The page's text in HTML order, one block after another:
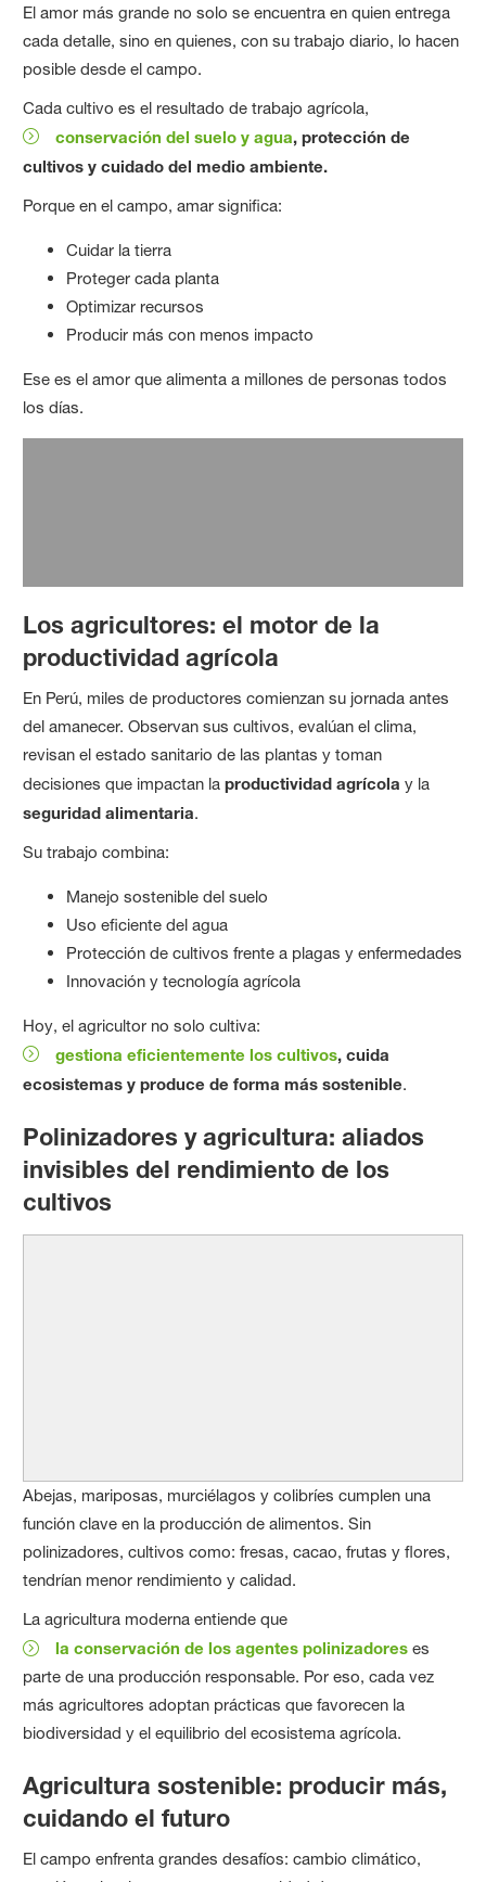
El amor más grande no solo se encuentra en quien entrega
cada detalle, sino en quienes, con su trabajo diario, lo hacen
posible desde el campo.
Cada cultivo es el resultado de trabajo agrícola,
conservación del suelo y agua, protección de
cultivos y cuidado del medio ambiente.
Porque en el campo, amar significa:
Cuidar la tierra
Proteger cada planta
Optimizar recursos
Producir más con menos impacto
Ese es el amor que alimenta a millones de personas todos
los días.
Los agricultores: el motor de la
productividad agrícola
En Perú, miles de productores comienzan su jornada antes
del amanecer. Observan sus cultivos, evalúan el clima,
revisan el estado sanitario de las plantas y toman
decisiones que impactan laproductividad agrícola y la
seguridad alimentaria.
Su trabajo combina:
Manejo sostenible del suelo
Uso eficiente del agua
Protección de cultivos frente a plagas y enfermedades
Innovación y tecnología agrícola
Hoy, el agricultor no solo cultiva:
gestiona eficientemente los cultivos, cuida
ecosistemas y produce de forma más sostenible.
Polinizadores y agricultura: aliados
invisibles del rendimiento de los
cultivos
Abejas, mariposas, murciélagos y colibríes cumplen una
función clave en la producción de alimentos. Sin
polinizadores, cultivos como: fresas, cacao, frutas y flores,
tendrían menor rendimiento y calidad.
La agricultura moderna entiende que
la conservación de los agentes polinizadores es
parte de una producción responsable. Por eso, cada vez
más agricultores adoptan prácticas que favorecen la
biodiversidad y el equilibrio del ecosistema agrícola.
Agricultura sostenible: producir más,
cuidando el futuro
El campo enfrenta grandes desafíos: cambio climático,